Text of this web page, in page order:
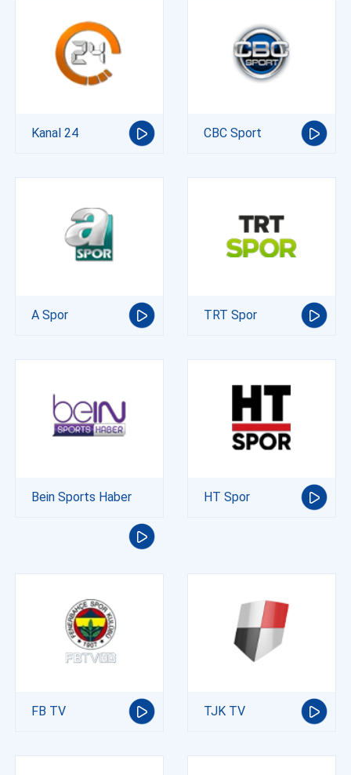
Kanal 24 CBC Sport
A Spor TRT Spor
Bein Sports Haber HT Spor
FB TV TJK TV